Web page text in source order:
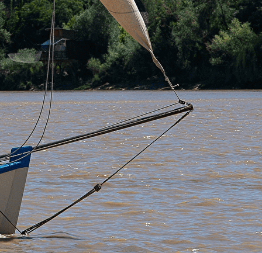
Exporter les lignes sélectionnées
Exporter toutes les colonnes
Exporter uniquement les colonnes affichées
Menu
?>
Images de la page d'accueil
Cliquez pour éditer
Ajoutez un logo, un bouton, des réseaux sociaux
Cliquez pour éditer